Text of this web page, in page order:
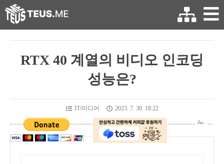
RTX 40 계열의 비디오 인코딩
성능은?
IT/미디어 2023. 7. 30. 18:22